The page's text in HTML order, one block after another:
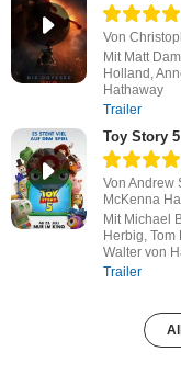
Von
Mit Matt
Holland,
Hathaway
Trailer
Toy Story 5
Von Andrew
McKenna
Mit Michael
Herbig, Tom
Walter von
Trailer